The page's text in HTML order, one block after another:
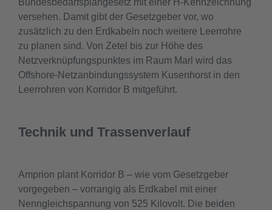
Bundesbedarfsplangesetz mit einer H-Kennzeichnung
versehen. Damit gibt der Gesetzgeber vor, wo
zusätzlich zu den Erdkabeln noch weitere Leerrohre
zu planen sind. Von Zetel bis zur Höhe des
Netzverknüpfungspunktes im Raum Marl wird das
Offshore-Netzanbindungssystem Kusenhorst in den
Leerrohren von Korridor B mitgeführt.
Technik und Trassenverlauf
Amprion plant Korridor B – wie vom Gesetzgeber
vorgegeben – vorrangig als Erdkabel mit einer
Nenngleichspannung von 525 Kilovolt. Die beiden